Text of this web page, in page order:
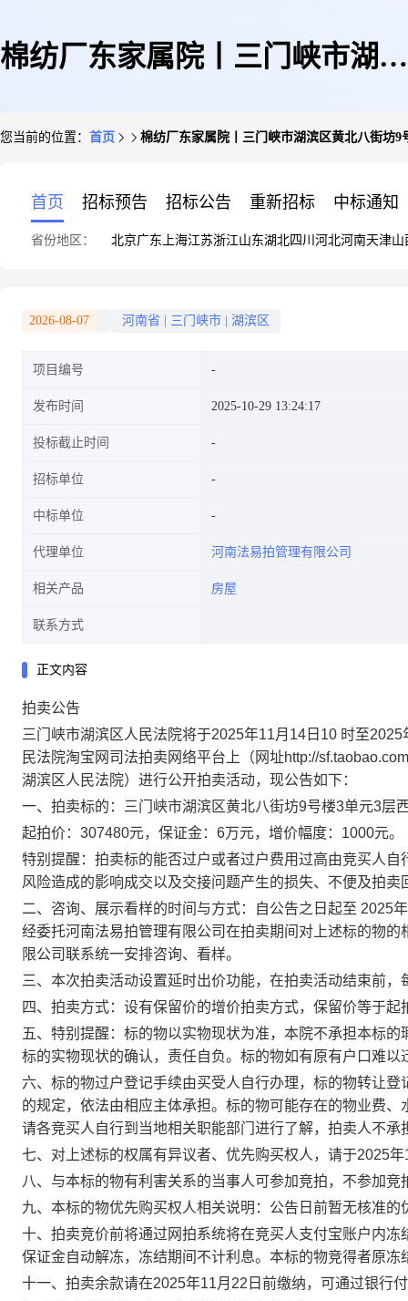
棉纺厂东家属院丨三门峡市湖滨
您当前的位置： 首页 棉纺厂东家属院丨三门峡市湖滨区黄北八街坊9
首页 招标预告 招标公告 重新招标 中标通知
省份地区： 北京广东 上海江苏浙江山东湖北四川 河北河南天津山
2026-08-07 河南省 三门峡市 湖滨区
项目编号
发布时间 2025-10-29 13:24:17
投标截止时间
招标单位
中标单位
代理单位 河南法易拍管理有限公司
相关产品 房屋
联系方式
正文内容
拍卖公告
三门峡市湖滨区人民法院将于2025年11月 14 日 10 时至2025
民法院淘宝网司法拍卖网络平台上（网址http://
湖滨区人民法院）进行公开拍卖活动，现公告如下：
一、拍卖标的：
三门峡市湖滨区黄北八街坊9号楼3单元3层
起拍价： 307480元，保证金： 6万元，增价幅度： 1000元。
特别提醒：拍卖标的能否过户或者过户费用过高由竞买人自
风险造成的影响成交以及交接问题产生的损失、不便及拍
二、 咨询、展示看样的时间与方式： 自公告之日起至 2025年
经委托河南法易拍管理有限公司在拍卖期间对上述标的物的
限公司联系统一安排咨询、看样。
三、本次拍卖活动设置延时出价功能，在拍卖活动结束前，
四、拍卖方式： 设有保留价的增价拍卖方式， 保留价等于起
五、特别提醒：标的物以实物现状为准，本院不承担本标
标的实物现状的确认，责任自负。 标的物如有原有户口难以
六、标的物过户登记手续由买受人自行办理， 标的物转让登
的规定，依法由相应主体承担。标的物可能存在的物业费、
请各竞买人自行到当地相关职能部门进行了解，拍卖人不承
七、对上述标的权属有异议者、优先购买权人 ，请于2025年
八、 与本标的物有利害关系的当事人可参加竞拍，不参加
九、 本标的物优先购买权人相关说明：公告日前暂无核准的
十、 拍卖竞价前将通过网拍系统将在竞买人支付宝账户内冻
保证金自动解冻，冻结期间不计利息。本标的物竞得者原
十一、拍卖余款请在2025年11月 22 日 前缴纳，可通过银行